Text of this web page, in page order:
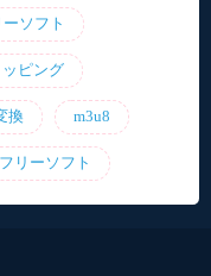
ソフト
ッピング
換 m3u8
リーソフト